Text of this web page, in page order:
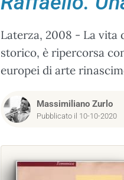
Laterza, 2008 - La vita
storico, è ripercorsa
europei di arte
Massimiliano Zurlo
Pubblicato il 10-10-2020